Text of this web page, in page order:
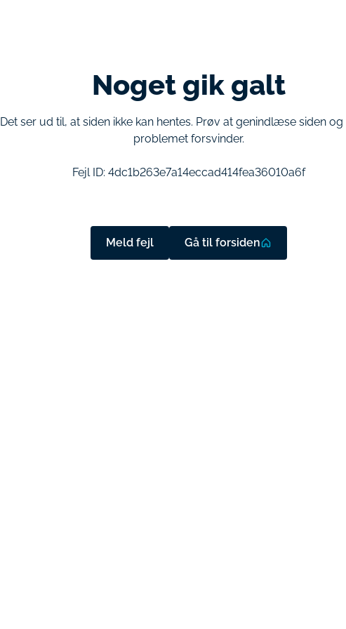
Noget gik galt
Det ser ud til, at siden ikke kan hentes. Prøv at genindlæse siden og
problemet forsvinder.
Fejl ID: 4dc1b263e7a14eccad414fea36010a6f
Meld fejl Gå til forsiden